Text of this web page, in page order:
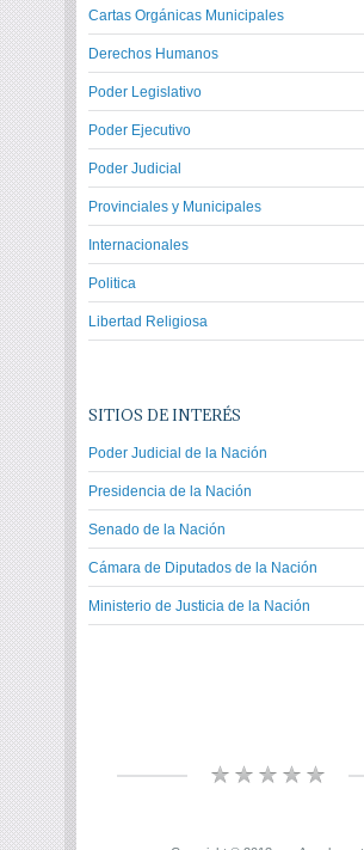
Cartas Orgánicas Municipales
Derechos Humanos
Poder Legislativo
Poder Ejecutivo
Poder Judicial
Provinciales y Municipales
Internacionales
Politica
Libertad Religiosa
SITIOS DE INTERÉS
Poder Judicial de la Nación
Presidencia de la Nación
Senado de la Nación
Cámara de Diputados de la Nación
Ministerio de Justicia de la Nación